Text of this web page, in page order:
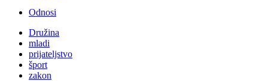
Odnosi
Družina
mladi
prijateljstvo
šport
zakon